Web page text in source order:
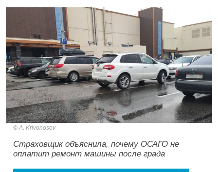
A. Krivonosov
Страховщик объяснила, почему ОСАГО не
оплатит ремонт машины после града